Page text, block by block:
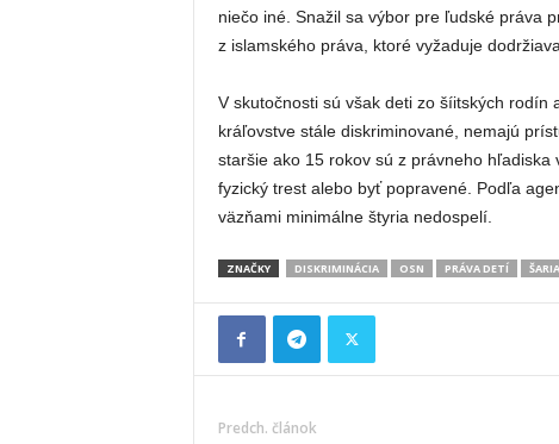
niečo iné. Snažil sa výbor pre ľudské práva
z islamského práva, ktoré vyžaduje
V skutočnosti sú však deti zo šíitských
kráľovstve stále diskriminované, nemajú
staršie ako 15 rokov sú z právneho
fyzický trest alebo byť popravené. Podľa
väzňami minimálne štyria nedospelí.
ZNAČKY DISKRIMINÁCIA OSN PRÁVA DETÍ ŠARIA
Predch. článok